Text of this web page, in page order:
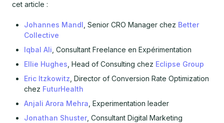
cet article :
Johannes Mandl , Senior CRO Manager chez Better
Collective
Iqbal Ali , Consultant Freelance en Expérimentation
Ellie Hughes , Head of Consulting chez Eclipse Group
Eric Itzkowitz , Director of Conversion Rate Optimization
chez FuturHealth
Anjali Arora Mehra , Experimentation leader
Jonathan Shuster , Consultant Digital Marketing